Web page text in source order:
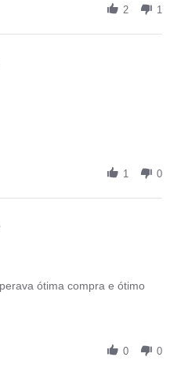
2 1
1 0
ótima compra e ótimo
0 0